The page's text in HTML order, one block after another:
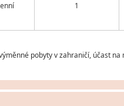
1
pobyty v zahraničí, účast